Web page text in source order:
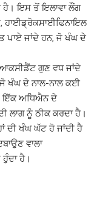
ਇਸ ਤੋਂ ਇਲਾਵਾ ਲੌਂਗ
ਪਾਏ ਜਾਂਦੇ ਹਨ, ਜੋ ਖੰਘ ਦੇ
ਗੁਣ ਵਧ ਜਾਂਦੇ
ਖੰਘ ਦੇ ਨਾਲ-ਨਾਲ ਕਈ
ਇੱਕ ਅਧਿਐਨ ਦੇ
ਲਾਗ ਨੂੰ ਠੀਕ ਕਰਦਾ ਹੈ।
ਦੀ ਖੰਘ ਘੱਟ ਹੋ ਜਾਂਦੀ ਹੈ
ਵਾਲਾ
ਹੈ।